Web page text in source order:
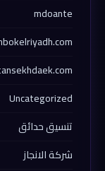
mdoante
Uncategorized
تنسيق حدائق
شركة الانجاز